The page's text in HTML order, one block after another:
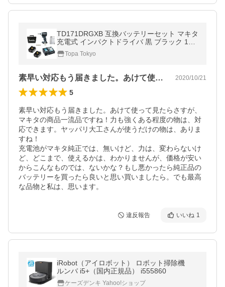
TD171DRGXB 互換バッテリーセット マキタ
充電式 インパクトドライバ 黒 ブラック 18V
6.0Ah 互換バッテリー2個セット セット新品
makita BL1860B TD172 前継
Topa Tokyo
素早い対応もう届きました。あけて使って… 2020/10/21
5
素早い対応もう届きました。あけて使って見たらさすが、
マキタの商品一流品ですね！力も強くある程度の物は、対
応できます。ヤッパリ大工さんが使うだけの物は、ありま
すね！
充電池がマキタ純正では、無いけど、力は、変わらないけ
ど、どこまで、使えるかは、わかりませんが、価格が安い
からこんなものでは、ないかな？もし悪かったら純正品の
バッテリーを買ったら良いと思い買いましたら。でも最高
な品物と私は、思います。
違反報告 いいね 1
iRobot（アイロボット） ロボット掃除機
ルンバ i5+（国内正規品） i555860
ケーズデンキ Yahoo!ショップ